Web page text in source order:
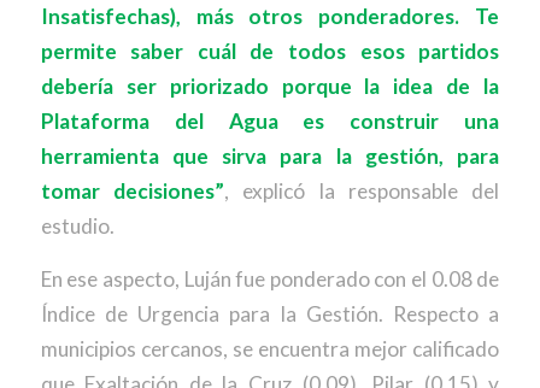
Insatisfechas), más otros ponderadores. Te
permite saber cuál de todos esos partidos
debería ser priorizado porque la idea de la
Plataforma del Agua es construir una
herramienta que sirva para la gestión, para
tomar decisiones”, explicó la responsable del
estudio.
En ese aspecto, Luján fue ponderado con el 0.08 de
Índice de Urgencia para la Gestión. Respecto a
municipios cercanos, se encuentra mejor calificado